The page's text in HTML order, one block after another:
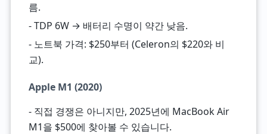
름.
- TDP 6W → 배터리 수명이 약간 낮음.
- 노트북 가격: $250부터 (Celeron의 $220와 비
교).
Apple M1 (2020)
- 직접 경쟁은 아니지만, 2025년에 MacBook Air
M1을 $500에 찾아볼 수 있습니다.